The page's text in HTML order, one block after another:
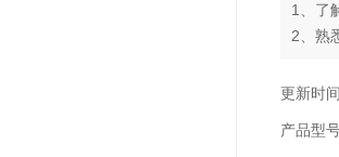
1、了
2、熟
更新时
产品型号